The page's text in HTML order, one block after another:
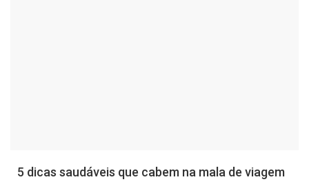
5 dicas saudáveis que cabem na mala de viagem